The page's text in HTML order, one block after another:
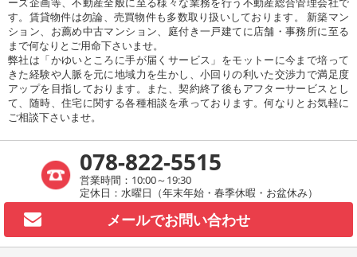
す。賃貸物件は勿論、売買物件も多数取り扱いしております。 新築マン
ション、お薦め中古マンション、庭付き一戸建てに店舗・事務所に至る
まで何なりとご用命下さいませ。
弊社は「かゆいところに手が届くサービス」をモットーに今まで培って
きた経験や人脈を元に地域力を生かし、小回りの利いた交渉力で満足度
アップを目指しております。また、契約終了後もアフターサービスとし
て、随時、住宅に関する各種相談を承っております。何なりとお気軽に
ご相談下さいませ。
078-822-5515
営業時間：10:00～19:30
定休日：水曜日（年末年始・春季休暇・お盆休み）
メールでお問い合わせ